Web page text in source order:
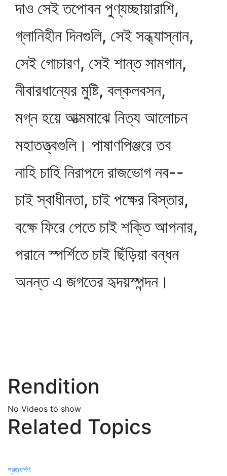
দাও সেই তপোবন পুণ্যচ্ছায়ারাশি,
গ্লানিহীন দিনগুলি, সেই সন্ধ্যাস্নান,
সেই গোচারণ, সেই শান্ত সামগান,
নীবারধান্যের মুষ্টি, বল্কলবসন,
মগ্ন হয়ে আত্মমাঝে নিত্য আলোচন
মহাতত্ত্বগুলি। পাষাণপিঞ্জরে তব
নাহি চাহি নিরাপদে রাজভোগ নব--
চাই স্বাধীনতা, চাই পক্ষের বিস্তার,
বক্ষে ফিরে পেতে চাই শক্তি আপনার,
পরানে স্পর্শিতে চাই ছিঁড়িয়া বন্ধন
অনন্ত এ জগতের হৃদয়স্পন্দন।
Rendition
No Videos to show
Related Topics
প্রত্যর্পণ